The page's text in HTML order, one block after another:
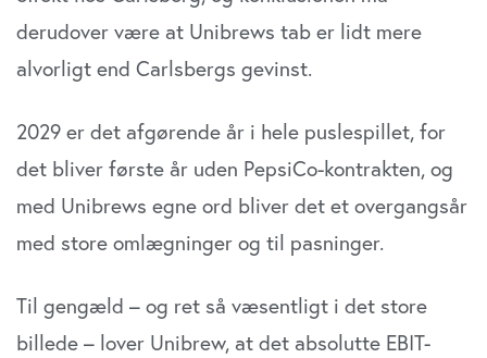
derudover være at Unibrews tab er lidt mere
alvorligt end Carlsbergs gevinst.
2029 er det afgørende år i hele puslespillet, for
det bliver første år uden PepsiCo-kontrakten, og
med Unibrews egne ord bliver det et overgangsår
med store omlægninger og til pasninger.
Til gengæld – og ret så væsentligt i det store
billede – lover Unibrew, at det absolutte EBIT-